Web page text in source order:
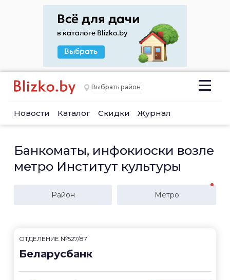
Выбрать район
Новости Каталог Скидки Журнал
Банкоматы, инфокиоски возле
метро Институт культуры
Район Метро
ОТДЕЛЕНИЕ №527/87
Беларусбанк